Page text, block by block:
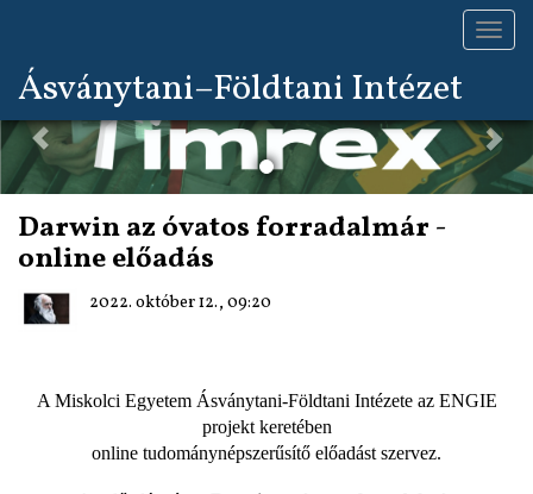
Ásványtani–Földtani Intézet
Previous
Darwin az óvatos forradalmár -
online előadás
2022. október 12., 09:20
A Miskolci Egyetem Ásványtani-Földtani Intézete az ENGIE
projekt keretében
online tudománynépszerűsítő előadást szervez.